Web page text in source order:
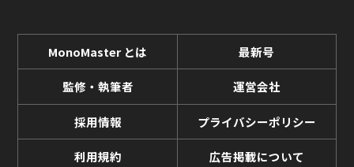
MonoMaster とは 最新号
監修・執筆者 運営会社
採用情報 プライバシーポリシー
利用規約 広告掲載について